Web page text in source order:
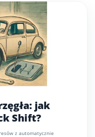
jak
Shift?
z automatycznie